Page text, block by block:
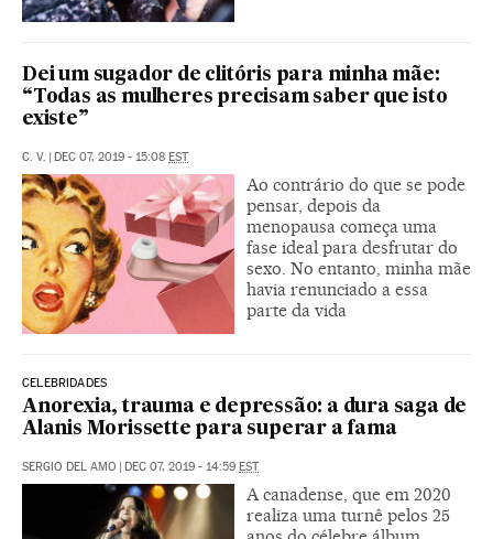
Dei um sugador de clitóris para minha mãe:
“Todas as mulheres precisam saber que isto
existe”
C. V. | DEC 07, 2019 - 15:08 EST
Ao contrário do que se pode
pensar, depois da
menopausa começa uma
fase ideal para desfrutar do
sexo. No entanto, minha mãe
havia renunciado a essa
parte da vida
CELEBRIDADES
Anorexia, trauma e depressão: a dura saga de
Alanis Morissette para superar a fama
SERGIO DEL AMO | DEC 07, 2019 - 14:59 EST
A canadense, que em 2020
realiza uma turnê pelos 25